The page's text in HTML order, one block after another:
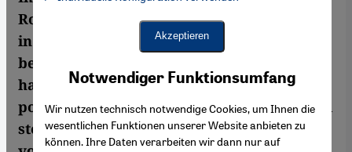
Romane wie „Persepolis“ oder „Lolita lesen
in Teheran“ sind im Iran selbst kaum
bekannt. In der Islamischen Republik
haben ganz andere Romane Eingang in die
populäre Kultur gefunden. Changiz M. Varzi
stellt fünf besonders einflussreiche Werke
Notwendiger Funktionsumfang
Wir nutzen technisch notwendige Cookies, um Ihnen die
wesentlichen Funktionen unserer Website anbieten zu
können. Ihre Daten verarbeiten wir dann nur auf
Facebook Embed / Facebook Connect, Google Maps Embed,
Google Maps Embed
Akzeptieren